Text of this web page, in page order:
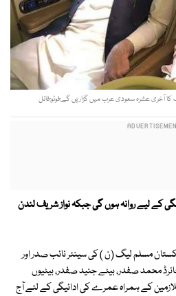
کا آخری عشرہ سعودی عرب میں گزاریں گے:فوٹو:فائل
کے لیے روانہ ہوں گی جبکہ نواز شریف لندن
مسلم لیگ (ن ) کی سینئر نائب صدر اور
محمد صفدر، بیٹے جنید صفدر، بیٹیوں
ملازمین کے ہمراہ عمرے کی ادائیگی کے لئے آج